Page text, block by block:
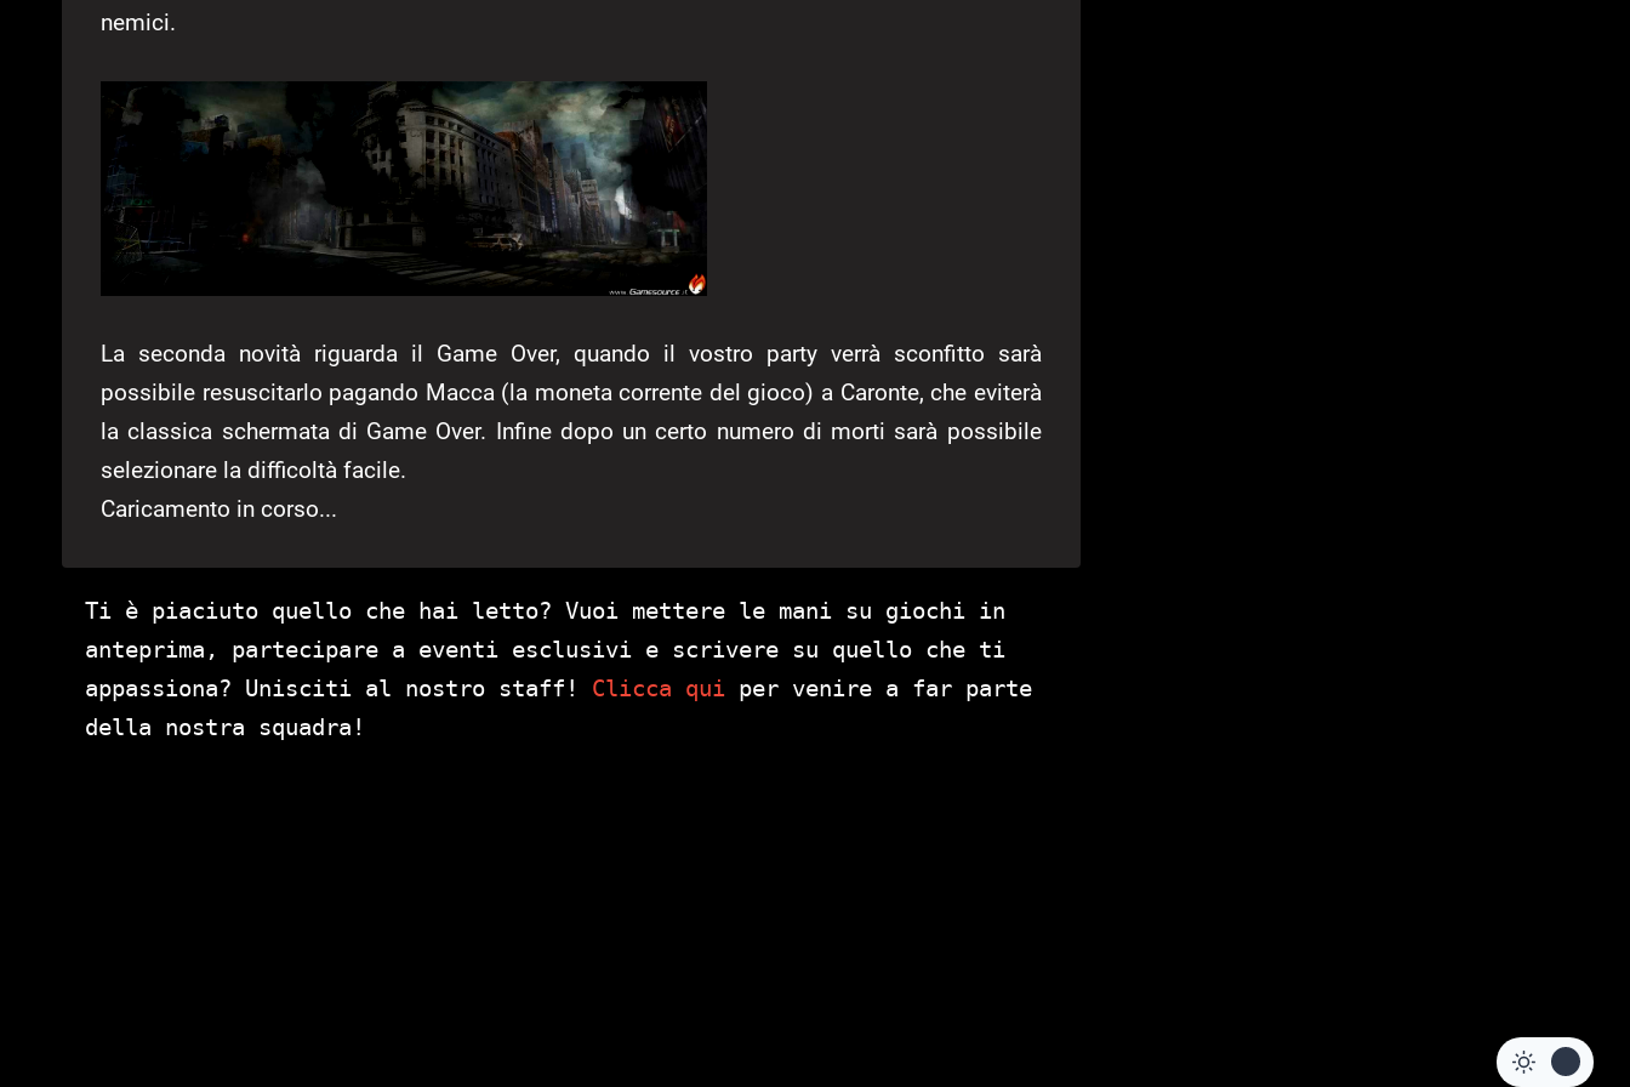
nemici.
La seconda novità riguarda il Game Over, quando il vostro party verrà sconfitto sarà
possibile resuscitarlo pagando Macca (la moneta corrente del gioco) a Caronte, che eviterà
la classica schermata di Game Over. Infine dopo un certo numero di morti sarà possibile
selezionare la difficoltà facile.
Caricamento in corso...
Ti è piaciuto quello che hai letto? Vuoi mettere le mani su giochi in
anteprima, partecipare a eventi esclusivi e scrivere su quello che ti
appassiona? Unisciti al nostro staff! Clicca qui per venire a far parte
della nostra squadra!